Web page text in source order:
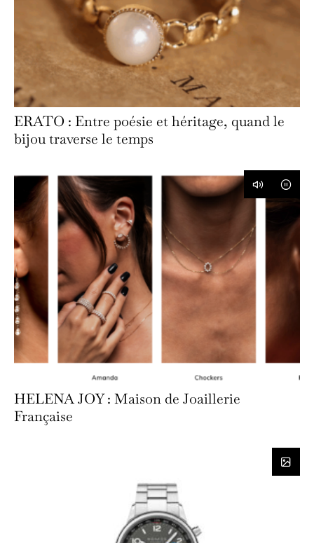
ERATO : Entre poésie et héritage, quand le
bijou traverse le temps
HELENA JOY : Maison de Joaillerie
Française